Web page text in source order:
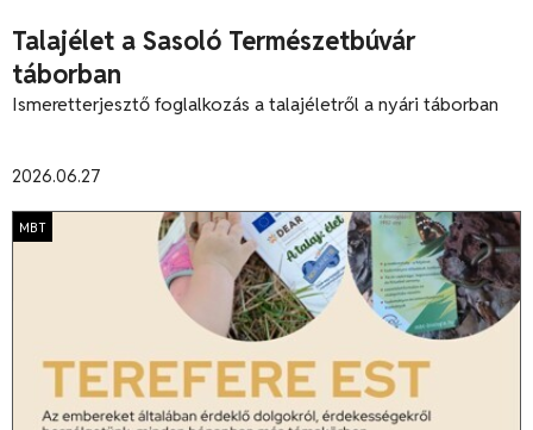
Talajélet a Sasoló Természetbúvár
táborban
2026.06.27
Ismeretterjesztő foglalkozás a talajéletről a nyári táborban
MBT